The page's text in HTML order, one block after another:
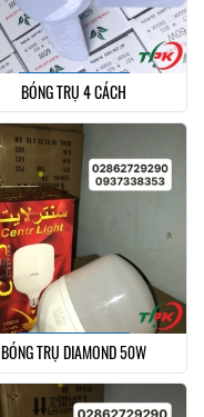
BÓNG TRỤ 4 CÁCH
BÓNG TRỤ DIAMOND 50W